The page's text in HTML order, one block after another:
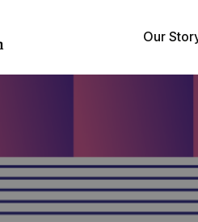
Our